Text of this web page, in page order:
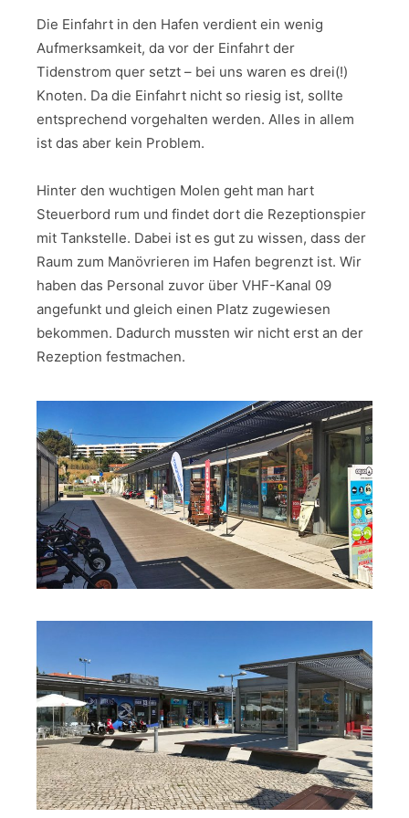
Die Einfahrt in den Hafen verdient ein wenig
Aufmerksamkeit, da vor der Einfahrt der
Tidenstrom quer setzt – bei uns waren es drei(!)
Knoten. Da die Einfahrt nicht so riesig ist, sollte
entsprechend vorgehalten werden. Alles in allem
ist das aber kein Problem.
Hinter den wuchtigen Molen geht man hart
Steuerbord rum und findet dort die Rezeptionspier
mit Tankstelle. Dabei ist es gut zu wissen, dass der
Raum zum Manövrieren im Hafen begrenzt ist. Wir
haben das Personal zuvor über VHF-Kanal 09
angefunkt und gleich einen Platz zugewiesen
bekommen. Dadurch mussten wir nicht erst an der
Rezeption festmachen.